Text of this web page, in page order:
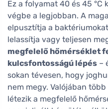
Ez a folyamat 40 és 45
végbe a legjobban. A
elpusztítja a
lelassítja vagy teljesen
megfelelő hőmérséklet
kulcsfontosságú lépés –
sokan tévesen, hogy
nem megy. Valójában
létezik a megfelelő